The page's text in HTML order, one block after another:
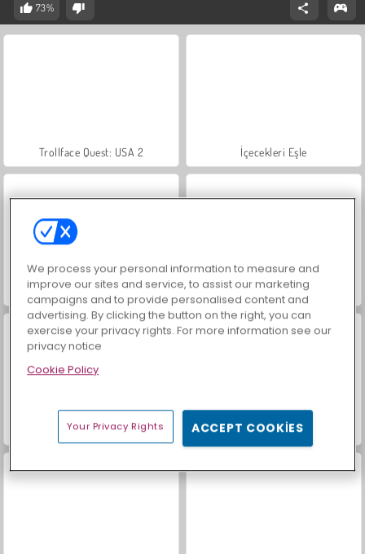
73%
Trollface Quest: USA 2 İçecekleri Eşle
Heroes of Myths Mücevher Bahçesi Hikayesi
Bomb It Mission Bomb It 7
We process your personal information to measure and
improve our sites and service, to assist our marketing
campaigns and to provide personalised content and
advertising. By clicking the button on the right, you can
exercise your privacy rights. For more information see our
privacy notice
Cookie Policy
Your Privacy Rights ACCEPT COOKIES